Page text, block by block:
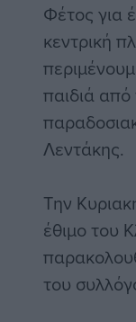
Φέτος για
κεντρική
παιδιά
Λεντάκης.
Την
έθιμο του
του